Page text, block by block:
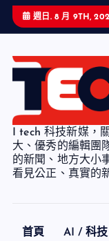
週日. 8 月 9TH,
I tech 科技新媒，
大、優秀的編輯團
的新聞、地方大小
看見公正、真實的
首頁 AI / 科技